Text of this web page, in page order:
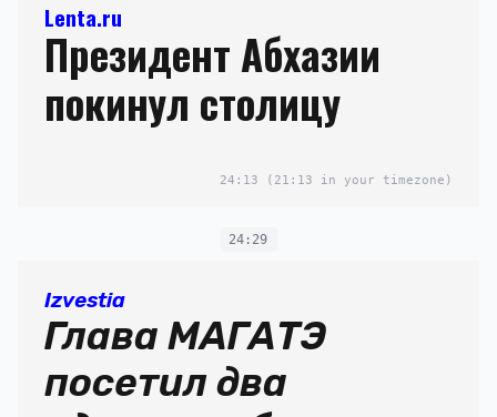
Lenta.ru
Президент Абхазии
покинул столицу
24:13 (21:13 in your timezone)
24:29
Izvestia
Глава МАГАТЭ
посетил два